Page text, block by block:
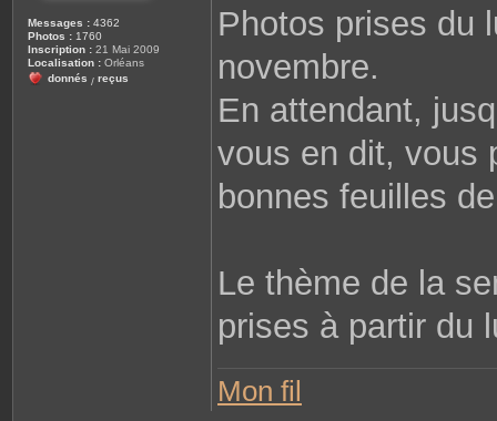
Messages : 4362
Photos : 1760
Inscription : 21 Mai 2009
Localisation : Orléans
donnés / reçus
Photos prises du
novembre.
En attendant,
vous en dit, vous
bonnes feuilles
Le thème de la
prises à partir du
Mon fil